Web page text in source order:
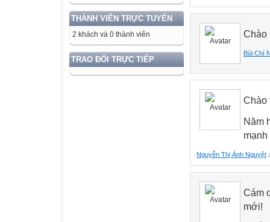
THÀNH VIÊN TRỰC TUYẾN
2 khách và 0 thành viên
TRAO ĐỔI TRỰC TIẾP
Chào
Bùi Chí
Chào
Năm
Nguyễn Thị Ánh Nguyệt
Cám
mới!